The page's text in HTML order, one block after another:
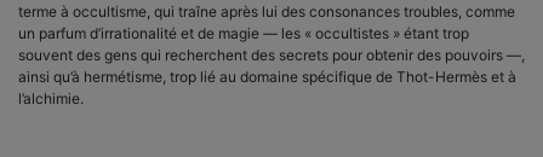
terme à occultisme, qui traîne après lui des consonances troubles, comme
un parfum d’irrationalité et de magie — les « occultistes » étant trop
souvent des gens qui recherchent des secrets pour obtenir des pouvoirs —,
ainsi qu’à hermétisme, trop lié au domaine spécifique de Thot-Hermès et à
l’alchimie.